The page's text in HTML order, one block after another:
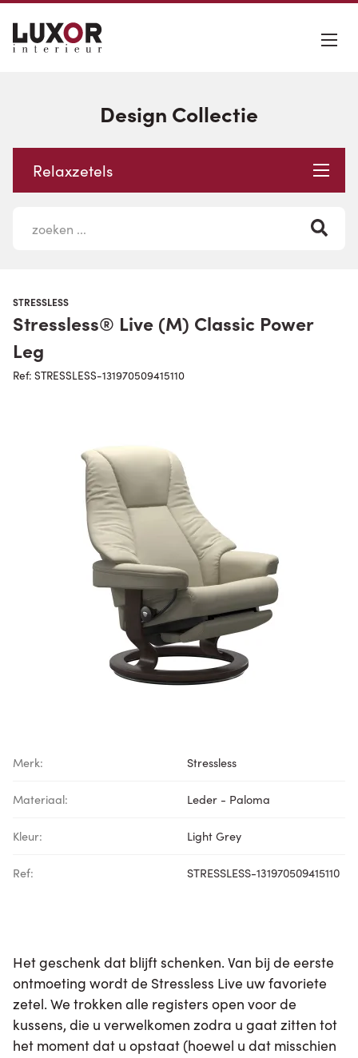
Design Collectie
Relaxzetels
STRESSLESS
Stressless® Live (M) Classic Power
Leg
Ref: STRESSLESS-131970509415110
Merk: Stressless
Materiaal: Leder - Paloma
Kleur: Light Grey
Ref: STRESSLESS-131970509415110
Het geschenk dat blijft schenken. Van bij de eerste
ontmoeting wordt de Stressless Live uw favoriete
zetel. We trokken alle registers open voor de
kussens, die u verwelkomen zodra u gaat zitten tot
het moment dat u opstaat (hoewel u dat misschien